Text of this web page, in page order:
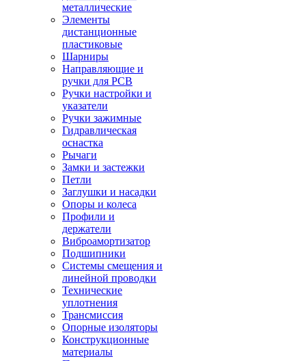
металлические
Элементы
дистанционные
пластиковые
Шарниры
Направляющие и
ручки для PCB
Ручки настройки и
указатели
Ручки зажимные
Гидравлическая
оснастка
Рычаги
Замки и застежки
Петли
Заглушки и насадки
Опоры и колеса
Профили и
держатели
Виброамортизатор
Подшипники
Системы смещения и
линейной проводки
Технические
уплотнения
Трансмиссия
Опорные изоляторы
Конструкционные
материалы